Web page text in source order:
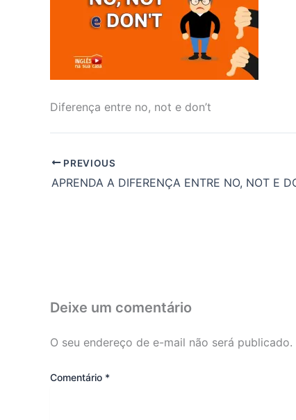
Diferença entre no, not e don’t
PREVIOUS
Deixe um comentário
O seu endereço de e-mail não será publicado.
Comentário *